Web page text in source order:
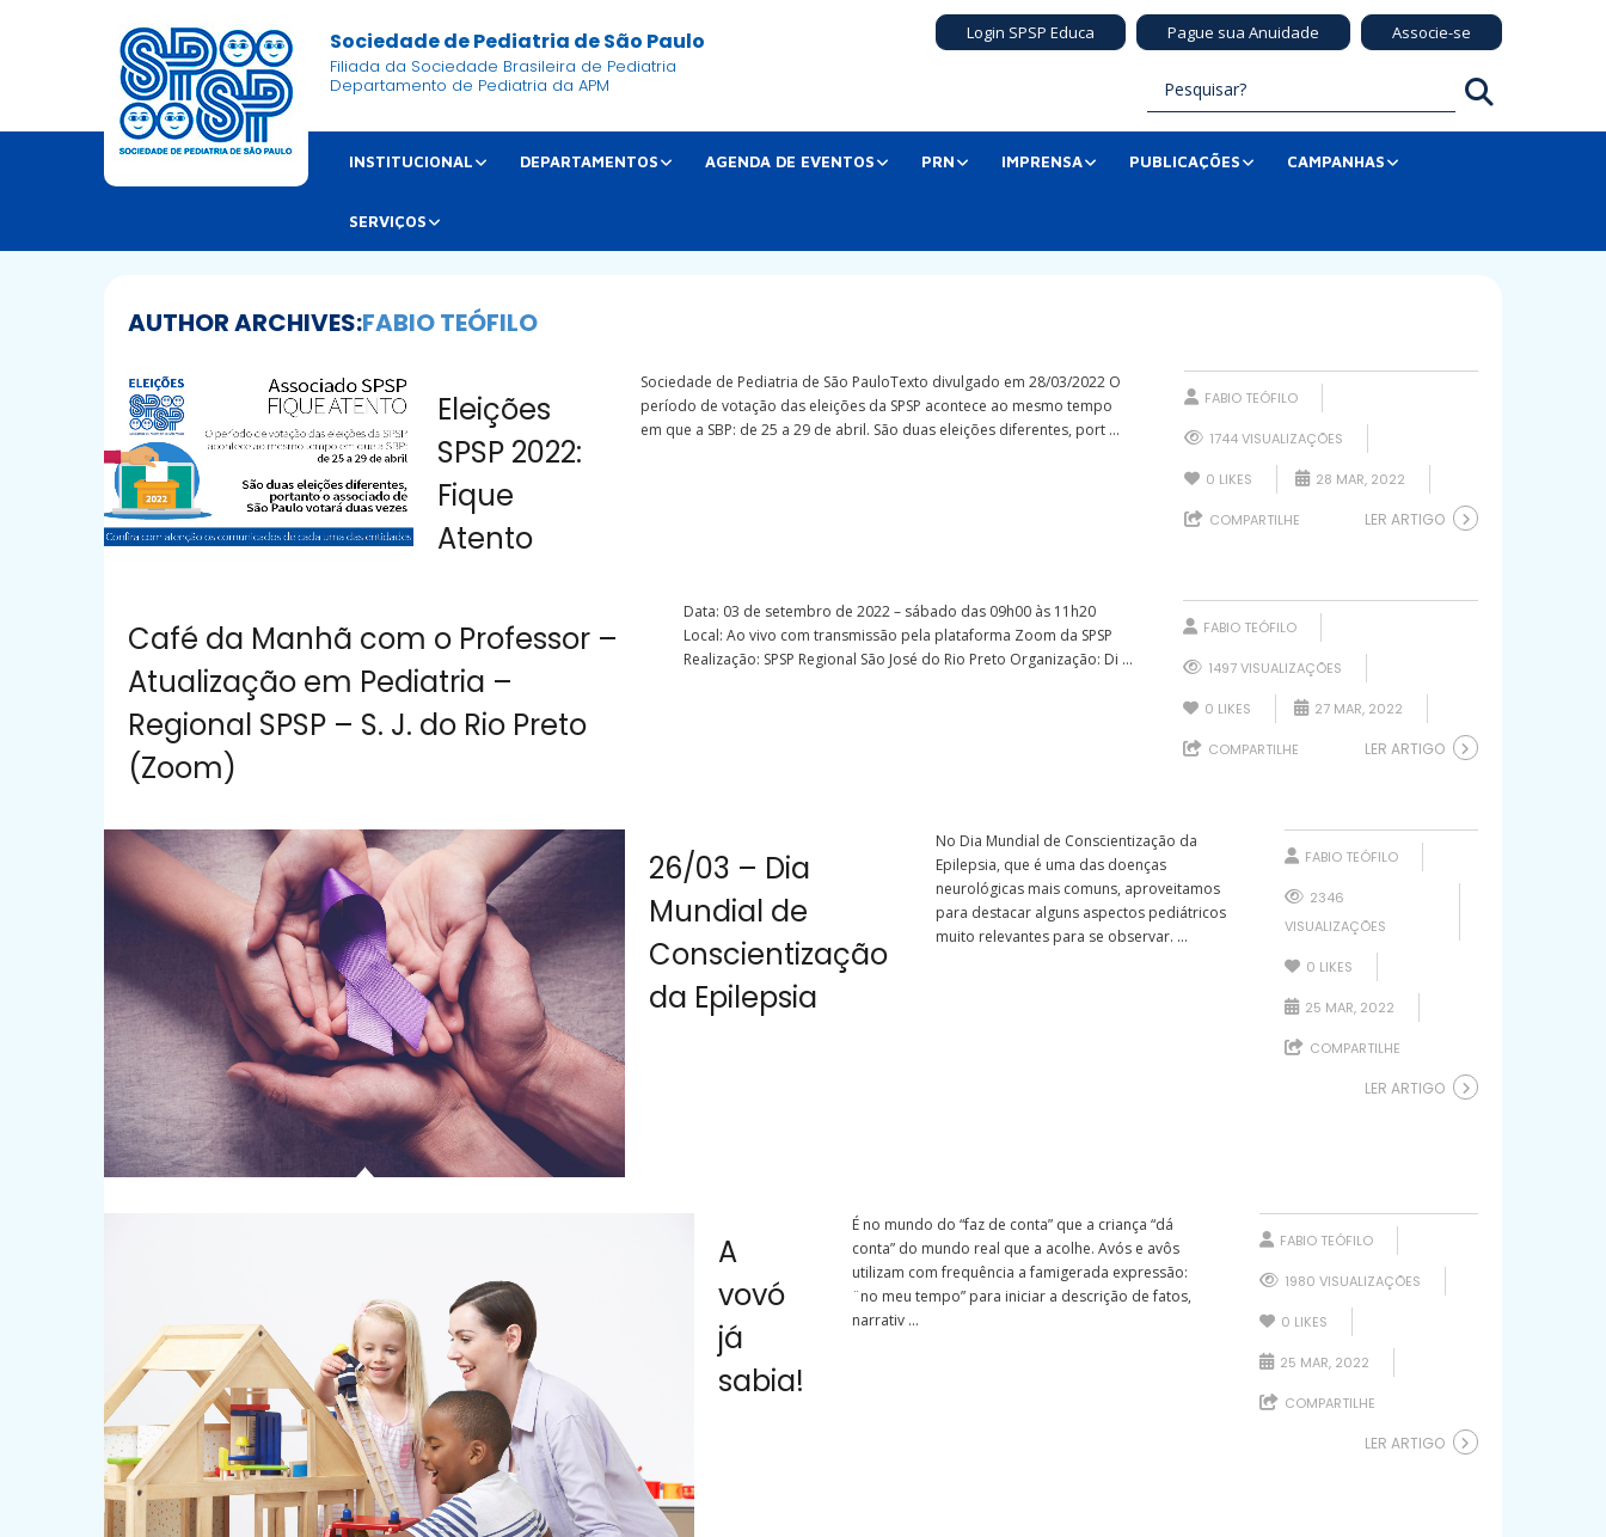
Sociedade de Pediatria de São Paulo
Filiada da Sociedade Brasileira de Pediatria
Departamento de Pediatria da APM
Login SPSP Educa Pague sua Anuidade Associe-se
INSTITUCIONAL DEPARTAMENTOS AGENDA DE EVENTOS PRN IMPRENSA PUBLICAÇÕES CAMPANHAS
SERVIÇOS
AUTHOR ARCHIVES:FABIO TEÓFILO
Eleições
SPSP 2022:
Fique
Atento
Sociedade de Pediatria de São PauloTexto divulgado em 28/03/2022 O
período de votação das eleições da SPSP acontece ao mesmo tempo
em que a SBP: de 25 a 29 de abril. São duas eleições diferentes, port ...
FABIO TEÓFILO
1744 VISUALIZAÇÕES
0 LIKES 28 MAR, 2022
COMPARTILHE LER ARTIGO
Café da Manhã com o Professor –
Atualização em Pediatria –
Regional SPSP – S. J. do Rio Preto
(Zoom)
Data: 03 de setembro de 2022 – sábado das 09h00 às 11h20
Local: Ao vivo com transmissão pela plataforma Zoom da SPSP
Realização: SPSP Regional São José do Rio Preto Organização: Di ...
FABIO TEÓFILO
1497 VISUALIZAÇÕES
0 LIKES 27 MAR, 2022
COMPARTILHE LER ARTIGO
26/03 – Dia
Mundial de
Conscientização
da Epilepsia
No Dia Mundial de Conscientização da
Epilepsia, que é uma das doenças
neurológicas mais comuns, aproveitamos
para destacar alguns aspectos pediátricos
muito relevantes para se observar. ...
FABIO TEÓFILO
2346
VISUALIZAÇÕES
0 LIKES
25 MAR, 2022
COMPARTILHE
LER ARTIGO
A
vovó
já
sabia!
É no mundo do “faz de conta” que a criança “dá
conta” do mundo real que a acolhe. Avós e avôs
utilizam com frequência a famigerada expressão:
¨no meu tempo” para iniciar a descrição de fatos,
narrativ ...
FABIO TEÓFILO
1980 VISUALIZAÇÕES
0 LIKES
25 MAR, 2022
COMPARTILHE
LER ARTIGO